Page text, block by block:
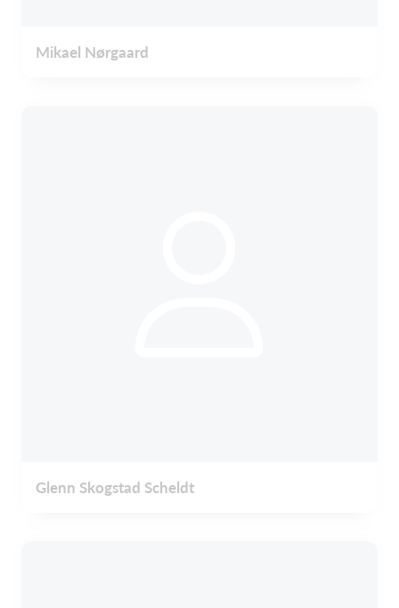
Mikael Nørgaard
Glenn Skogstad Scheldt